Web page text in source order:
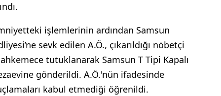
işlemlerinin ardından Samsun
sevk edilen A.Ö., çıkarıldığı nöbetçi
tutuklanarak Samsun T Tipi Kapalı
gönderildi. A.Ö.'nün ifadesinde
kabul etmediği öğrenildi.